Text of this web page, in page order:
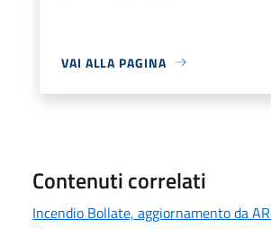
VAI ALLA PAGINA
Contenuti correlati
Incendio Bollate, aggiornamento da